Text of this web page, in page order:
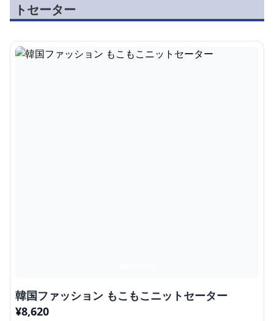
トセーター
韓国ファッション もこもこニットセーター
¥8,620